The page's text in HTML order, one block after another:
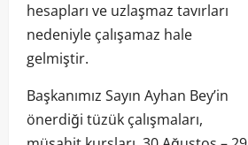
hesapları ve uzlaşmaz tavırları
nedeniyle çalışamaz hale
gelmiştir.
Başkanımız Sayın Ayhan Bey’in
önerdiği tüzük çalışmaları,